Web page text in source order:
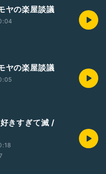
ｯ
ヤの楽屋談議
ヤの楽屋談議
好きすぎて滅 /